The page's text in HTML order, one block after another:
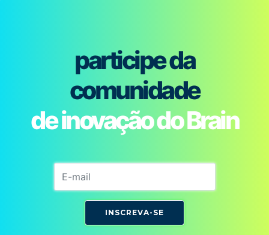
participe da
comunidade
de inovação do Brain
INSCREVA-SE